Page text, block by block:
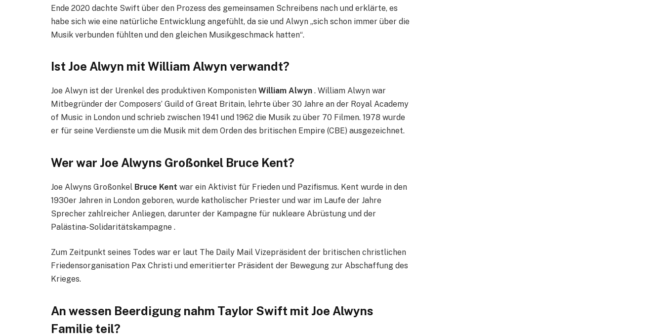
Ende 2020 dachte Swift über den Prozess des gemeinsamen Schreibens nach und erklärte, es
habe sich wie eine natürliche Entwicklung angefühlt, da sie und Alwyn „sich schon immer über die
Musik verbunden fühlten und den gleichen Musikgeschmack hatten“.
Ist Joe Alwyn mit William Alwyn verwandt?
Joe Alwyn ist der Urenkel des produktiven Komponisten William Alwyn . William Alwyn war
Mitbegründer der Composers’ Guild of Great Britain, lehrte über 30 Jahre an der Royal Academy
of Music in London und schrieb zwischen 1941 und 1962 die Musik zu über 70 Filmen. 1978 wurde
er für seine Verdienste um die Musik mit dem Orden des britischen Empire (CBE) ausgezeichnet.
Wer war Joe Alwyns Großonkel Bruce Kent?
Joe Alwyns Großonkel Bruce Kent war ein Aktivist für Frieden und Pazifismus. Kent wurde in den
1930er Jahren in London geboren, wurde katholischer Priester und war im Laufe der Jahre
Sprecher zahlreicher Anliegen, darunter der Kampagne für nukleare Abrüstung und der
Palästina-Solidaritätskampagne .
Zum Zeitpunkt seines Todes war er laut The Daily Mail Vizepräsident der britischen christlichen
Friedensorganisation Pax Christi und emeritierter Präsident der Bewegung zur Abschaffung des
Krieges.
An wessen Beerdigung nahm Taylor Swift mit Joe Alwyns
Familie teil?